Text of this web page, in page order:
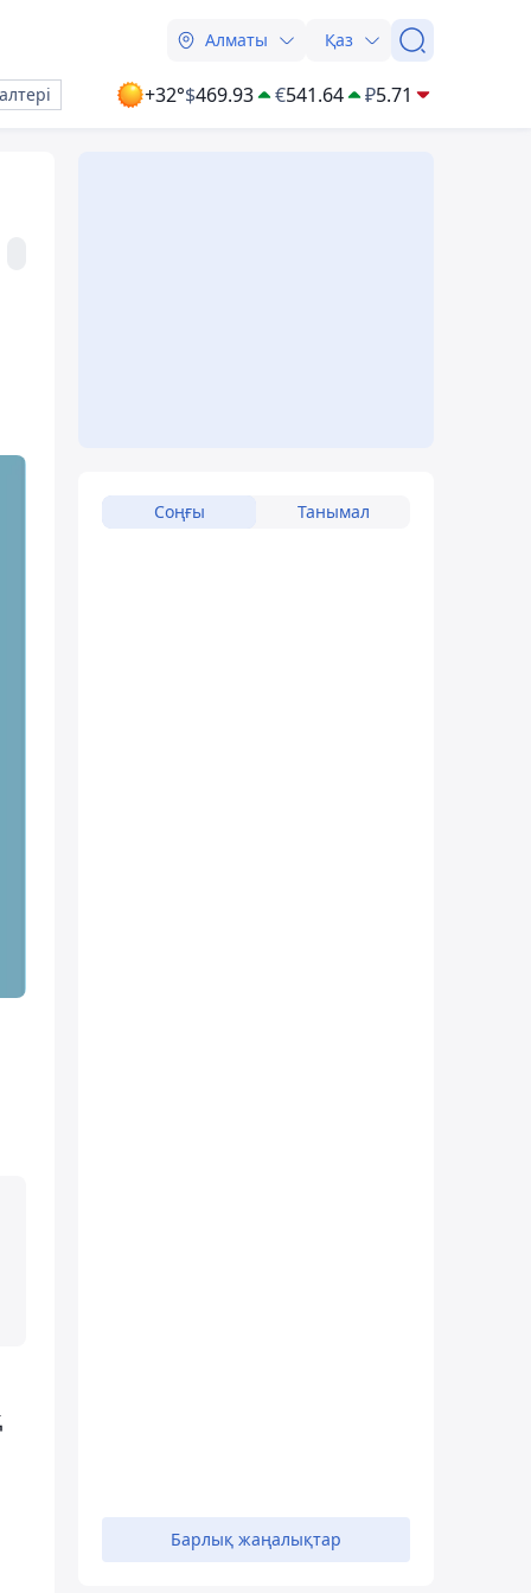
Алматы Қаз
+32°$469.93 €541.64 ₽5.71
Соңғы Танымал
Барлық жаңалықтар